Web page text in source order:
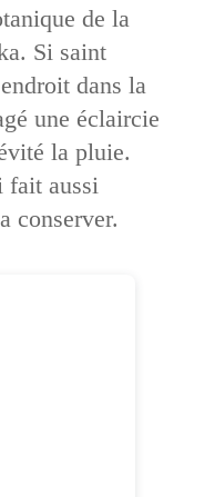
de la
Si saint
dans la
une éclaircie
la pluie.
fait aussi
conserver.